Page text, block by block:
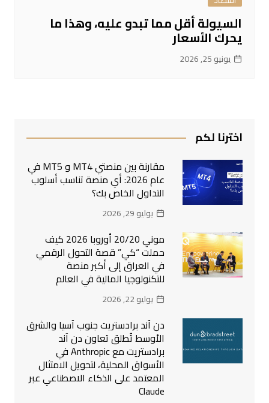
السيولة أقل مما تبدو عليه، وهذا ما
يحرك الأسعار
يونيو 25, 2026
اخترنا لكم
مقارنة بين منصتي MT4 و MT5 في
عام 2026: أي منصة تناسب أسلوب
التداول الخاص بك؟
يوليو 29, 2026
موني 20/20 أوروبا 2026 كيف
حملت “كي” قصة التحول الرقمي
في العراق إلى أكبر منصة
للتكنولوجيا المالية في العالم
يوليو 22, 2026
دن آند برادستريت جنوب آسيا والشرق
الأوسط تُطلق تعاون دن آند
برادستريت مع Anthropic في
الأسواق المحلية، لتحويل الامتثال
المعتمد على الذكاء الاصطناعي عبر
Claude